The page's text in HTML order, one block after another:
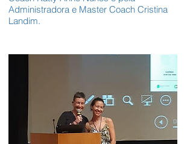
Administradora e Master Coach Cristina
Landim.